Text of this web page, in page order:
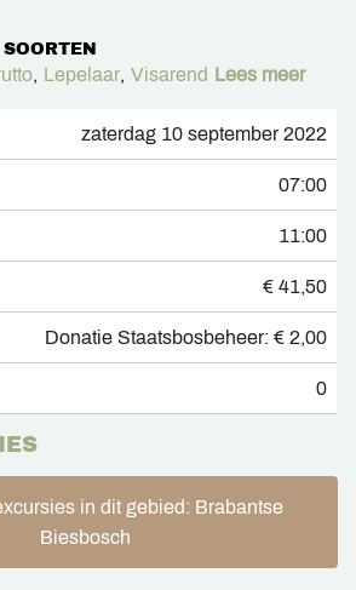
, Lepelaar, Visarend Lees meer
zaterdag 10 september 2022
07:00
11:00
€ 41,50
Donatie Staatsbosbeheer: € 2,00
0
in dit gebied: Brabantse
Biesbosch